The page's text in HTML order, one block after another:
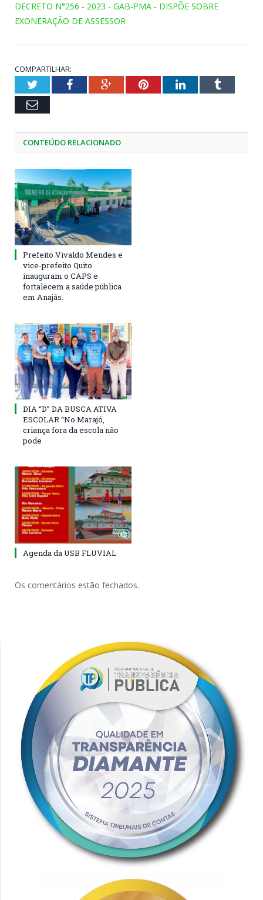
DECRETO N°256 - 2023 - GAB-PMA - DISPÕE SOBRE
EXONERAÇÃO DE ASSESSOR
COMPARTILHAR:
TwitterFacebookGoogle+PinterestLinkedInTumblr
Email
CONTEÚDO RELACIONADO
Prefeito Vivaldo Mendes e
vice-prefeito Quito
inauguram o CAPS e
fortalecem a saúde pública
em Anajás.
DIA “D” DA BUSCA ATIVA
ESCOLAR “No Marajó,
criança fora da escola não
pode
Agenda da USB FLUVIAL
Os comentários estão fechados.